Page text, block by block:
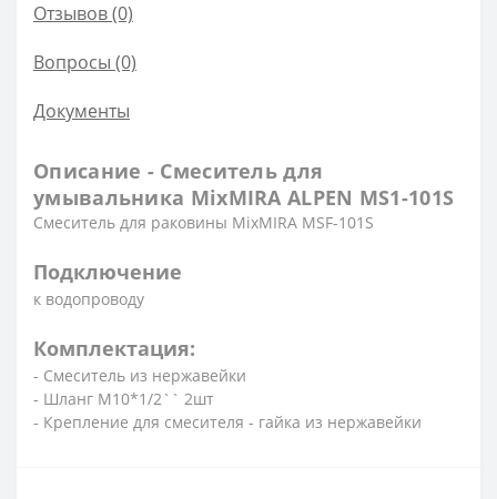
Отзывов (0)
Вопросы (0)
Документы
Описание - Смеситель для
умывальника MixMIRA ALPEN MS1-101S
Смеситель для раковины MixMIRA MSF-101S
Подключение
к водопроводу
Комплектация:
- Смеситель из нержавейки
- Шланг М10*1/2`` 2шт
- Крепление для смесителя - гайка из нержавейки